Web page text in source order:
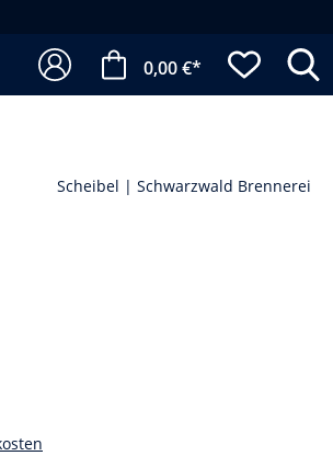
0,00 €*
Scheibel | Schwarzwald Brennerei